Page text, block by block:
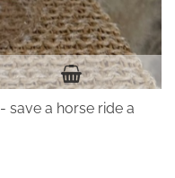
save a horse ride a